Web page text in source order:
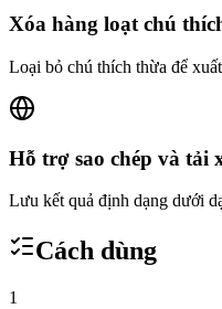
Xóa hàng loạt chú
Loại bỏ chú thích thừa để
Hỗ trợ sao chép và tải
Lưu kết quả định dạng dưới
Cách dùng
1